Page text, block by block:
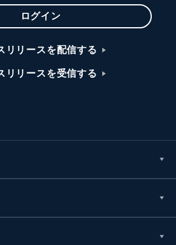
ログイン
リリースを配信する
リリースを受信する